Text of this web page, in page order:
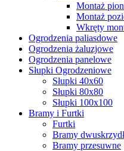
Montaż
Montaż
Wkręty
Ogrodzenia paliasdowe
Ogrodzenia żaluzjowe
Ogrodzenia panelowe
Słupki Ogrodzeniowe
Słupki 40x60
Słupki 80x80
Słupki 100x100
Bramy i Furtki
Furtki
Bramy
Bramy przesuwne